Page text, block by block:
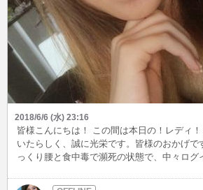
2018/6/6 (水) 23:16
皆様こんにちは！ この間は本日の！レディ
いたらしく、誠に光栄です。皆様のおかげで
っくり腰と食中毒で瀕死の状態で、中々ログ
で、それまでにもう少しお話したいななんて